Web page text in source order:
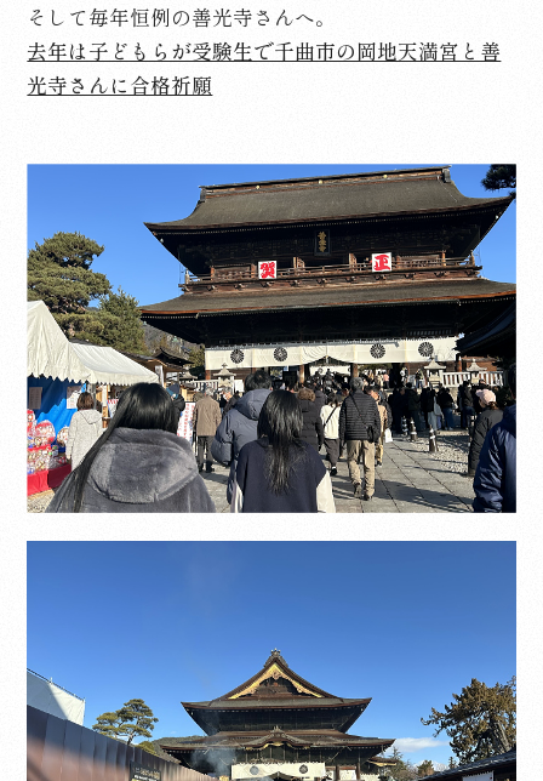
そして毎年恒例の善光寺さんへ。
去年は子どもらが受験生で千曲市の岡地天満宮と善
光寺さんに合格祈願